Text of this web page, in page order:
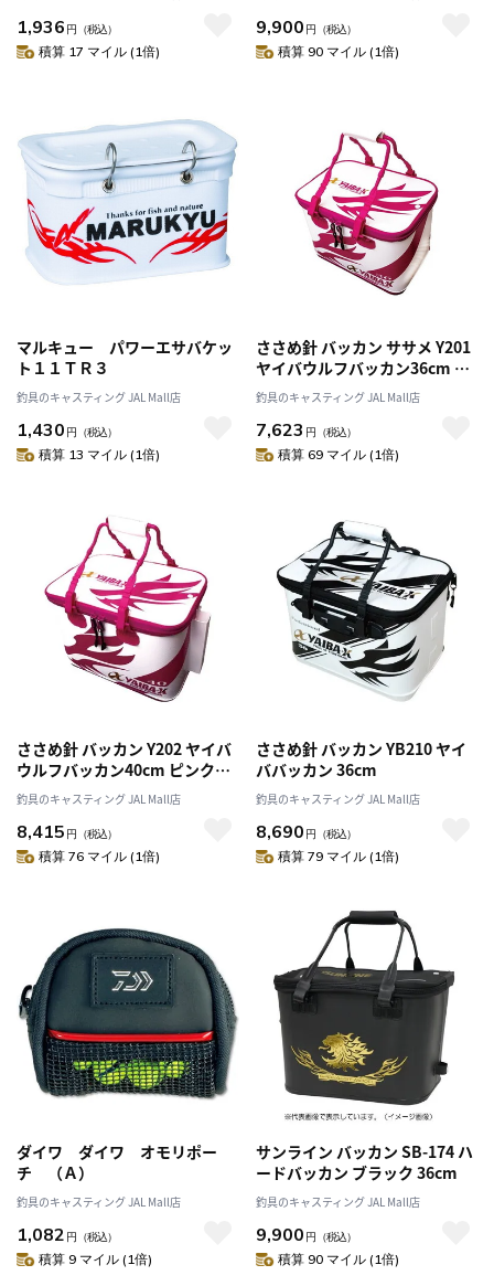
1,936 円 （税込）
積算 17 マイル (1倍)
9,900 円 （税込）
積算 90 マイル (1倍)
マルキュー パワーエサバケッ
ト１１ＴＲ３
釣具のキャスティング JAL Mall店
1,430 円 （税込）
積算 13 マイル (1倍)
ささめ針 バッカン ササメ Y201
ヤイバウルフバッカン36cm ピ
ンクスペシャル
釣具のキャスティング JAL Mall店
7,623 円 （税込）
積算 69 マイル (1倍)
ささめ針 バッカン Y202 ヤイバ
ウルフバッカン40cm ピンクス
ペシャル
釣具のキャスティング JAL Mall店
8,415 円 （税込）
積算 76 マイル (1倍)
ささめ針 バッカン YB210 ヤイ
ババッカン 36cm
釣具のキャスティング JAL Mall店
8,690 円 （税込）
積算 79 マイル (1倍)
ダイワ ダイワ オモリポー
チ （Ａ）
釣具のキャスティング JAL Mall店
1,082 円 （税込）
積算 9 マイル (1倍)
サンライン バッカン SB-174 ハ
ードバッカン ブラック 36cm
釣具のキャスティング JAL Mall店
9,900 円 （税込）
積算 90 マイル (1倍)